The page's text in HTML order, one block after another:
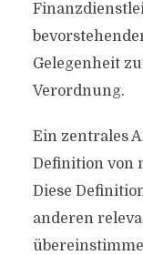
Gelegenheit
Verordnung.
Ein zentrales
Definition von
Diese
anderen